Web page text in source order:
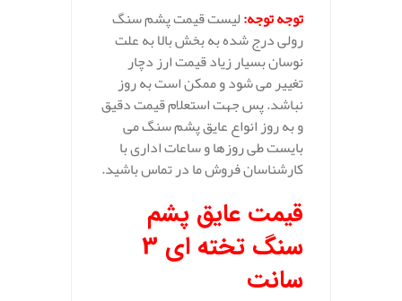
توجه توجه:لیست قیمت پشم سنگ
رولی درج شده به بخش بالا به علت
نوسان بسیار زیاد قیمت ارز دچار
تغییر می شود و ممکن است به روز
نباشد. پس جهت استعلام قیمت دقیق
و به روز انواع عایق پشم سنگ می
بایست طی روزها و ساعات اداری با
کارشناسان فروش ما در تماس باشید.
قیمت عایق پشم
سنگ تخته ای 3
سانت